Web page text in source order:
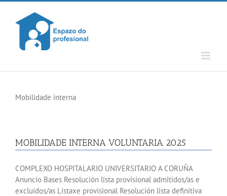
Skip
content
Mobilidade interna
MOBILIDADE INTERNA VOLUNTARIA 2025
COMPLEXO HOSPITALARIO UNIVERSITARIO A CORUÑA
Anuncio Bases Resolución lista provisional admitidos/as e
excluídos/as Listaxe provisional Resolución lista definitiva